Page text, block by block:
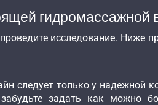
гидромассажной
исследование. Ниже
следует только у надежной
задать как можно